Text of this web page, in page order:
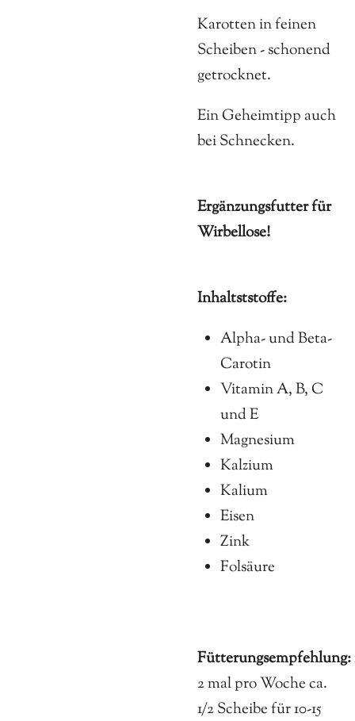
Karotten in feinen
Scheiben - schonend
getrocknet.
Ein Geheimtipp auch
bei Schnecken.
Ergänzungsfutter für
Wirbellose!
Inhaltststoffe:
Alpha- und Beta-
Carotin
Vitamin A, B, C
und E
Magnesium
Kalzium
Kalium
Eisen
Zink
Folsäure
Fütterungsempfehlung:
2 mal pro Woche ca.
1/2 Scheibe für 10-15